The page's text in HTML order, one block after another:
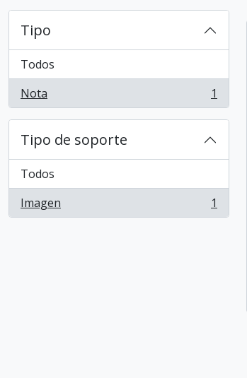
Tipo
Todos
Nota
, 1 resultados 1
Tipo de soporte
Todos
Imagen
, 1 resultados 1